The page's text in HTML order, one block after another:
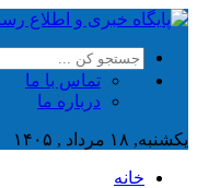
تماس با ما
درباره ما
یکشنبه, ۱۸ مرداد , ۱۴۰۵
خانه